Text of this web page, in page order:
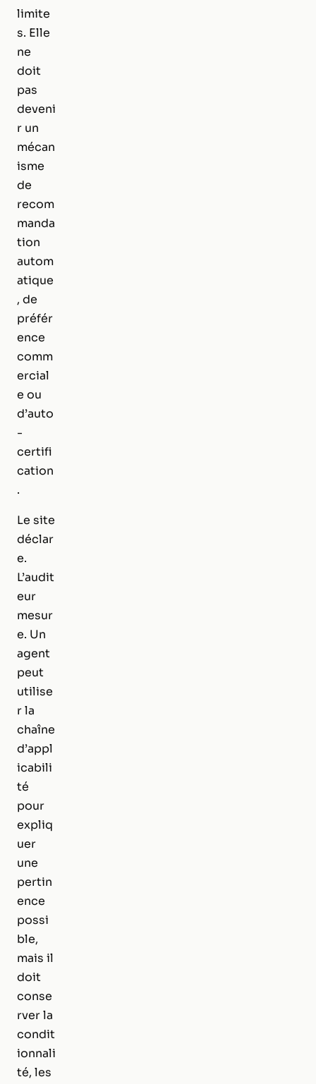
limite
s. Elle
ne
doit
pas
deveni
r un
mécan
isme
de
recom
manda
tion
autom
atique
, de
préfér
ence
comm
ercial
e ou
d’auto
-
certifi
cation
.
Le site
déclar
e.
L’audit
eur
mesur
e. Un
agent
peut
utilise
r la
chaîne
d’appl
icabili
té
pour
expliq
uer
une
pertin
ence
possi
ble,
mais il
doit
conse
rver la
condit
ionnali
té, les